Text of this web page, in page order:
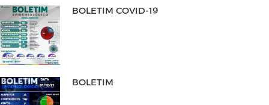
BOLETIM COVID-19
BOLETIM